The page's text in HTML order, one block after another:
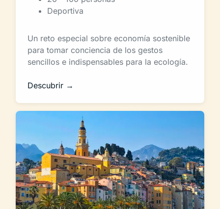
Deportiva
Un reto especial sobre economía sostenible
para tomar conciencia de los gestos
sencillos e indispensables para la ecología.
Descubrir →